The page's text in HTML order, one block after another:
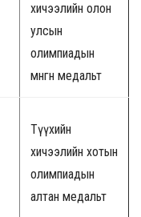
хичээлийн олон
улсын
олимпиадын
мөнгөн медальт
Түүхийн
хичээлийн хотын
олимпиадын
алтан медальт